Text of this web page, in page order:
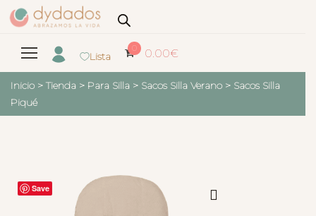
Lista
0 0.00€
Inicio > Tienda > Para Silla > Sacos Silla Verano > Sacos Silla
Piqué
Save